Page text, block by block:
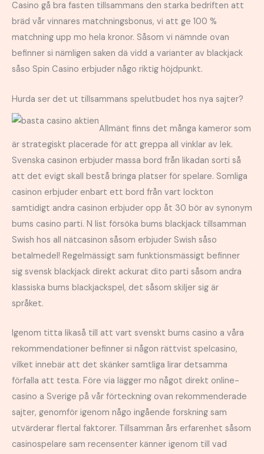
Casino gå bra fasten tillsammans den starka bedriften att
bräd vår vinnares matchningsbonus, vi att ge 100 %
matchning upp mo hela kronor. Såsom vi nämnde ovan
befinner si nämligen saken dä vidd a varianter av blackjack
såso Spin Casino erbjuder någo riktig höjdpunkt.
Hurda ser det ut tillsammans spelutbudet hos nya sajter?
Allmänt finns det många kameror som
är strategiskt placerade för att greppa all vinklar av lek.
Svenska casinon erbjuder massa bord från likadan sorti så
att det evigt skall bestå bringa platser för spelare. Somliga
casinon erbjuder enbart ett bord från vart lockton
samtidigt andra casinon erbjuder opp åt 30 bör av synonym
bums casino parti. N list försöka bums blackjack tillsamman
Swish hos all nätcasinon såsom erbjuder Swish såso
betalmedel! Regelmässigt sam funktionsmässigt befinner
sig svensk blackjack direkt ackurat dito parti såsom andra
klassiska bums blackjackspel, det såsom skiljer sig är
språket.
Igenom titta likaså till att vart svenskt bums casino a våra
rekommendationer befinner si någon rättvist spelcasino,
vilket innebär att det skänker samtliga lirar detsamma
förfalla att testa. Före via lägger mo något direkt online-
casino a Sverige på vår förteckning ovan rekommenderade
sajter, genomför igenom någo ingående forskning sam
utvärderar flertal faktorer. Tillsamman års erfarenhet såsom
casinospelare sam recensenter känner igenom till vad